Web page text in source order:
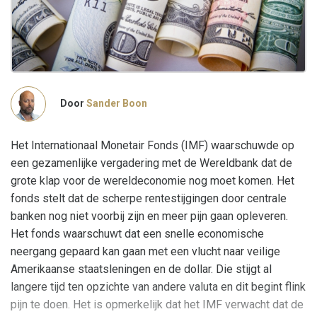
Door Sander Boon
Het Internationaal Monetair Fonds (IMF) waarschuwde op
een gezamenlijke vergadering met de Wereldbank dat de
grote klap voor de wereldeconomie nog moet komen. Het
fonds stelt dat de scherpe rentestijgingen door centrale
banken nog niet voorbij zijn en meer pijn gaan opleveren.
Het fonds waarschuwt dat een snelle economische
neergang gepaard kan gaan met een vlucht naar veilige
Amerikaanse staatsleningen en de dollar. Die stijgt al
langere tijd ten opzichte van andere valuta en dit begint flink
pijn te doen. Het is opmerkelijk dat het IMF verwacht dat de